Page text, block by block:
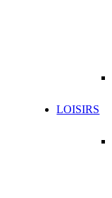
LOISIRS